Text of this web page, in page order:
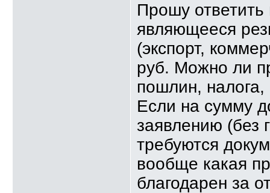
Прошу
являющееся
(экспорт,
руб. Можно ли
пошлин, налога,
Если на сумму
заявлению (без
требуются
вообще какая
благодарен за